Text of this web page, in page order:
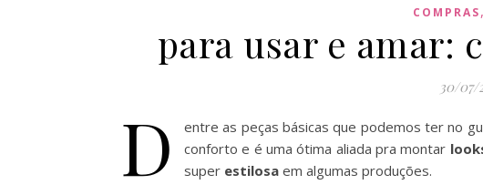
COMPRAS,
para usar e amar:
30/07/
D entre as peças básicas que podemos ter no
conforto e é uma ótima aliada pra montar
super estilosa em algumas produções.